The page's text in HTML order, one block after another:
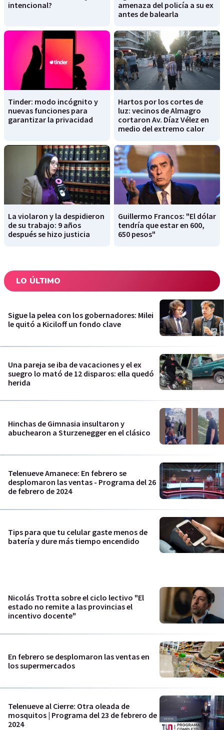
intencional?
amenaza del policía a su ex
antes de balearla
Tinder: modo incógnito y
nuevas funciones para
garantizar la privacidad
Hartos por los cortes de
luz: vecinos de Almagro
cortaron Av. Díaz Vélez en
medio del extremo calor
La violaron y la despidieron
de su trabajo: 9 años
después se hizo justicia
Guillermo Francos: "El dólar
tendría que estar en 600,
650 pesos"
LO ÚLTIMO
Sigue la pelea con los gobernadores: Milei
le quitó a Kiciloff un fondo clave
Una pareja se iba de vacaciones y el ex
suegro lo mató de 12 disparos: ella quedó
herida
Hinchas de Gimnasia insultaron y
abuchearon a Sturzenegger en el clásico
Telenueve Amanece: En febrero se
desplomaron las ventas - Programa del 26
de febrero de 2024
Tips para que tu celular gaste menos de
batería y dure más tiempo encendido
Nicolás Trotta sobre el ciclo lectivo "El
estado no remite a las provincias el
incentivo docente"
En febrero se desplomaron las ventas en
los supermercados
Telenueve al Cierre: Otra oleada de
mosquitos | Programa del 23 de febrero de
2024